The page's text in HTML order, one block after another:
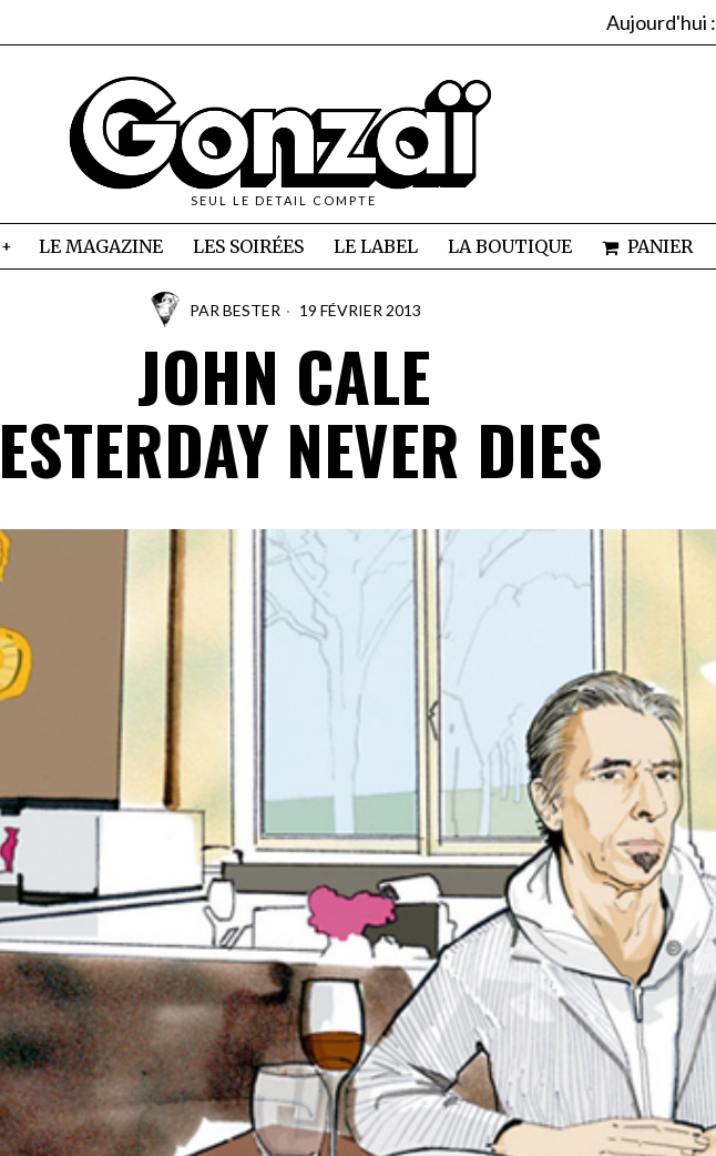
Aujourd'hui :
SEUL LE DETAIL COMPTE
LE MAGAZINE LES SOIRÉES LE LABEL LA BOUTIQUE PANIER
PAR BESTER 19 FÉVRIER 2013
JOHN CALE
NEVER DIES